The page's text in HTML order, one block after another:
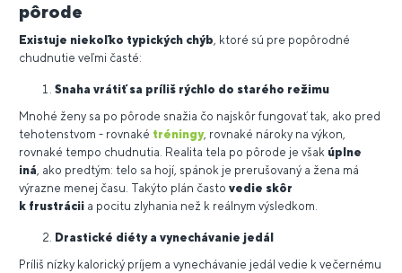
pôrode
Existuje niekoľko typických chýb, ktoré sú pre popôrodné
chudnutie veľmi časté:
Snaha vrátiť sa príliš rýchlo do starého režimu
Mnohé ženy sa po pôrode snažia čo najskôr fungovať tak, ako pred
tehotenstvom - rovnaké tréningy, rovnaké nároky na výkon,
rovnaké tempo chudnutia. Realita tela po pôrode je však úplne
iná, ako predtým: telo sa hojí, spánok je prerušovaný a žena má
výrazne menej času. Takýto plán často vedie skôr
k frustrácii a pocitu zlyhania než k reálnym výsledkom.
Drastické diéty a vynechávanie jedál
Príliš nízky kalorický príjem a vynechávanie jedál vedie k večernému